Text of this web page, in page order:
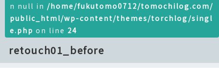
n null in /home/fukutomo0712/tomochilog.com/
public_html/wp-content/themes/torchlog/singl
e.php on line 24
retouch01_before